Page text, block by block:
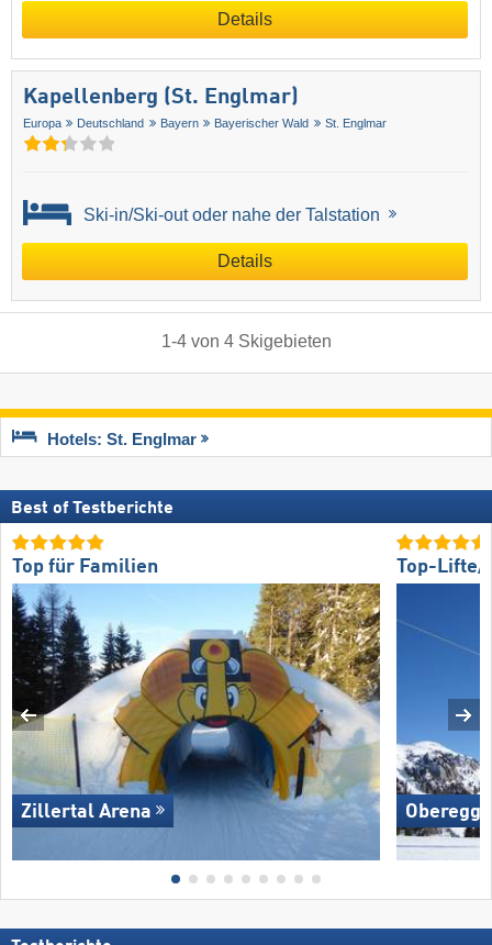
Details
Kapellenberg (St. Englmar)
Europa Deutschland Bayern Bayerischer Wald St. Englmar
Ski-in/Ski-out oder nahe der Talstation
Details
1-4von 4 Skigebieten
Hotels: St. Englmar
Best of Testberichte
Top für Familien
Zillertal Arena
Top-Lifte/